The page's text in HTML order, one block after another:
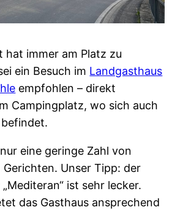
hat immer am Platz zu
ein Besuch im Landgasthaus
empfohlen – direkt
Campingplatz, wo sich auch
eine geringe Zahl von
Unser Tipp: der
ist sehr lecker.
das Gasthaus ansprechend